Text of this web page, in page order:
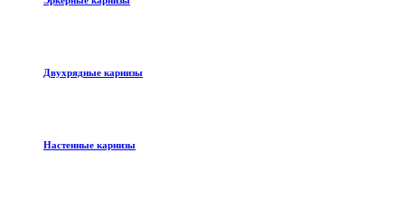
Двухрядные карнизы
Настенные карнизы